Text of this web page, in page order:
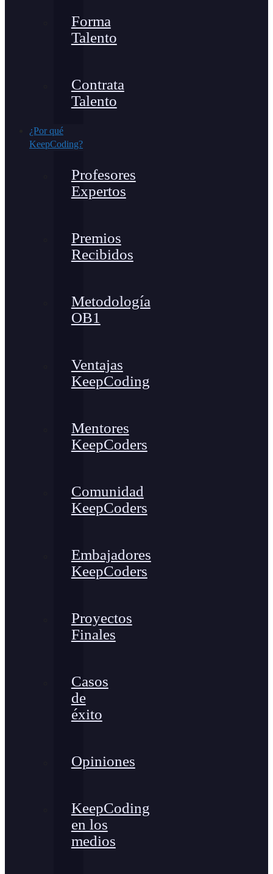
Forma
Talento
Contrata
Talento
¿Por qué
KeepCoding?
Profesores
Expertos
Premios
Recibidos
Metodología
OB1
Ventajas
KeepCoding
Mentores
KeepCoders
Comunidad
KeepCoders
Embajadores
KeepCoders
Proyectos
Finales
Casos
de
éxito
Opiniones
KeepCoding
en los
medios